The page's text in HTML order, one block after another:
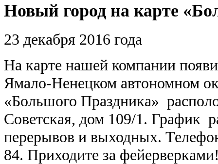
Новый город на карте
23 декабря 2016 года
На карте нашей компании
Ямало-Ненецком автономном
«Большого Праздника»
Советская, дом 109/1. График
перерывов и выходных.
84. Приходите за